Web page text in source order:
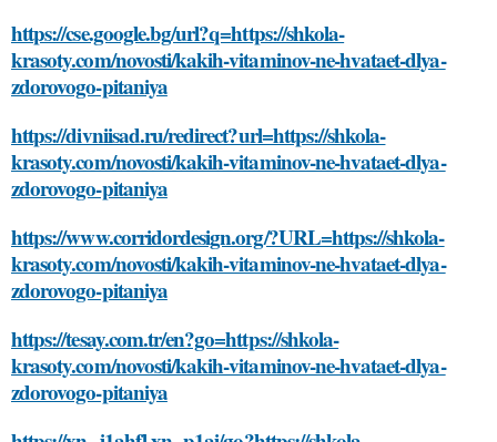
https://cse.google.bg/url?q=https://shkola-
krasoty.com/novosti/kakih-vitaminov-ne-hvataet-dlya-
zdorovogo-pitaniya
https://divniisad.ru/redirect?url=https://shkola-
krasoty.com/novosti/kakih-vitaminov-ne-hvataet-dlya-
zdorovogo-pitaniya
https://www.corridordesign.org/?URL=https://shkola-
krasoty.com/novosti/kakih-vitaminov-ne-hvataet-dlya-
zdorovogo-pitaniya
https://tesay.com.tr/en?go=https://shkola-
krasoty.com/novosti/kakih-vitaminov-ne-hvataet-dlya-
zdorovogo-pitaniya